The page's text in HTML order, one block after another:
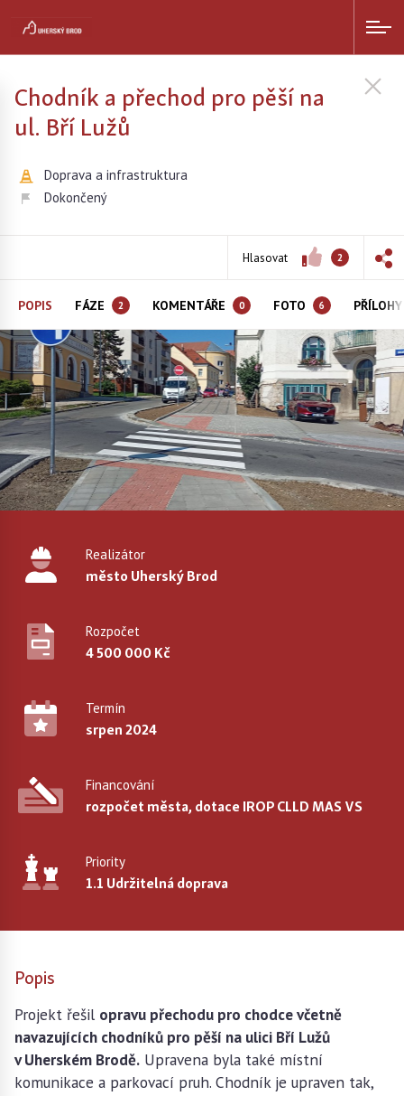
Chodník a přechod pro pěší na
ul. Bří Lužů
Doprava a infrastruktura
Dokončený
Hlasovat 2
POPIS FÁZE 2 KOMENTÁŘE 0 FOTO 6
Realizátor
město Uherský Brod
Rozpočet
4 500 000 Kč
Termín
srpen 2024
Financování
rozpočet města, dotace IROP CLLD MAS VS
Priority
1.1 Udržitelná doprava
Popis
Projekt řešil opravu přechodu pro chodce včetně
navazujících chodníků pro pěší na ulici Bří Lužů
v Uherském Brodě. Upravena byla také místní
komunikace a parkovací pruh. Chodník je upraven tak,